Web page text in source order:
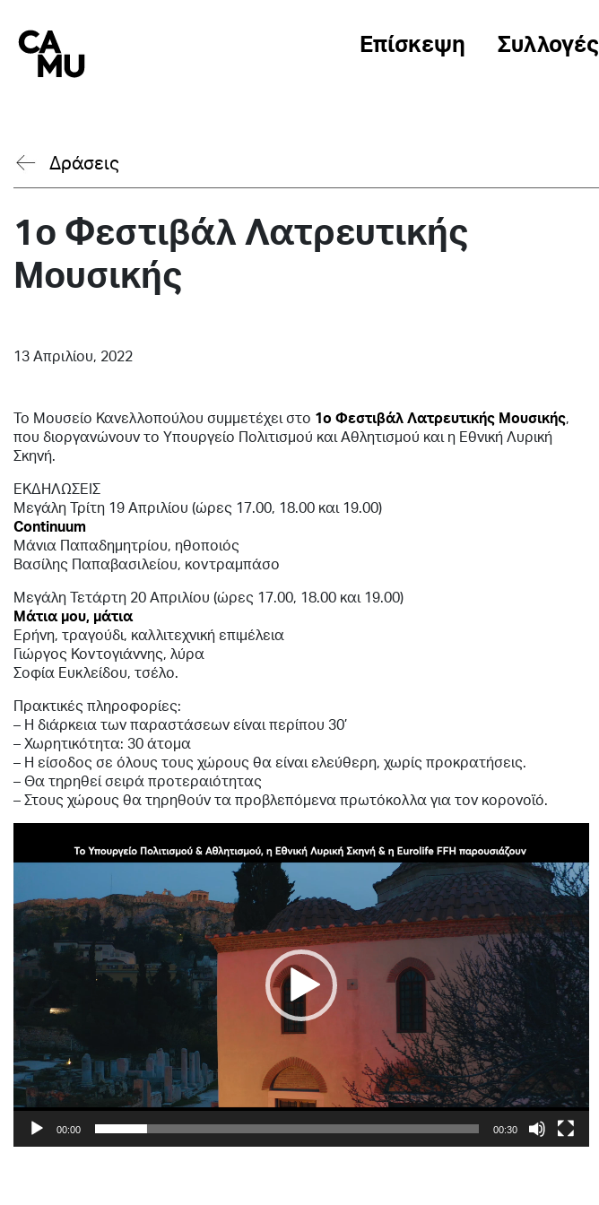
content
Επίσκεψη Συλλογές
Δράσεις
1ο Φεστιβάλ Λατρευτικής
Μουσικής
13 Απριλίου, 2022
To Mουσείο Κανελλοπούλου συμμετέχει στο 1ο Φεστιβάλ Λατρευτικής Μουσικής,
που διοργανώνουν το Υπουργείο Πολιτισμού και Αθλητισμού και η Εθνική Λυρική
Σκηνή.
ΕΚΔΗΛΩΣΕΙΣ
Μεγάλη Τρίτη 19 Απριλίου (ώρες 17.00, 18.00 και 19.00)
Continuum
Μάνια Παπαδημητρίου, ηθοποιός
Βασίλης Παπαβασιλείου, κοντραμπάσο
Μεγάλη Τετάρτη 20 Απριλίου (ώρες 17.00, 18.00 και 19.00)
Μάτια μου, μάτια
Ερήνη, τραγούδι, καλλιτεχνική επιμέλεια
Γιώργος Κοντογιάννης, λύρα
Σοφία Ευκλείδου, τσέλο.
Πρακτικές πληροφορίες:
– Η διάρκεια των παραστάσεων είναι περίπου 30’
– Χωρητικότητα: 30 άτομα
– Η είσοδος σε όλους τους χώρους θα είναι ελεύθερη, χωρίς προκρατήσεις.
– Θα τηρηθεί σειρά προτεραιότητας
– Στους χώρους θα τηρηθούν τα προβλεπόμενα πρωτόκολλα για τον κορονοϊό.
Αναπαραγωγής
00:00 00:30